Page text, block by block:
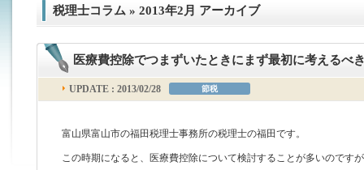
税理士コラム » 2013年2月 アーカイブ
医療費控除でつまずいたときにまず最初に考えるべ
UPDATE : 2013/02/28 節税
富山県富山市の福田税理士事務所の税理士の福田です。
この時期になると、医療費控除について検討することが多いのです